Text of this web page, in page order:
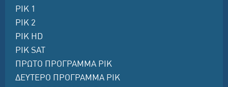
ΡΙΚ 1
ΡΙΚ 2
ΡΙΚ HD
ΡΙΚ SAT
ΠΡΩΤΟ ΠΡΟΓΡΑΜΜΑ ΡΙΚ
ΔΕΥΤΕΡΟ ΠΡΟΓΡΑΜΜΑ ΡΙΚ